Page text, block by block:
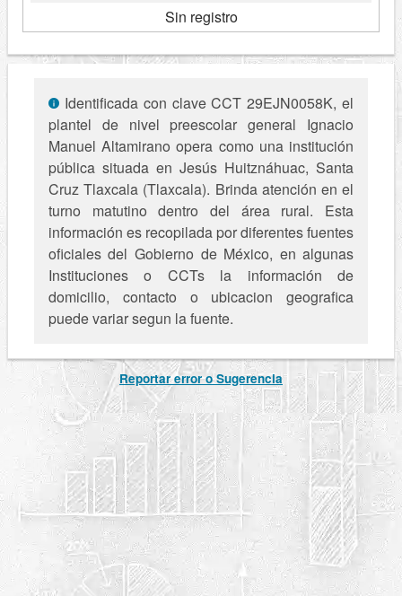
Sin registro
Identificada con clave CCT 29EJN0058K, el
plantel de nivel preescolar general Ignacio
Manuel Altamirano opera como una institución
pública situada en Jesús Huitznáhuac, Santa
Cruz Tlaxcala (Tlaxcala). Brinda atención en el
turno matutino dentro del área rural. Esta
información es recopilada por diferentes fuentes
oficiales del Gobierno de México, en algunas
Instituciones o CCTs la información de
domicilio, contacto o ubicacion geografica
puede variar segun la fuente.
Reportar error o Sugerencia